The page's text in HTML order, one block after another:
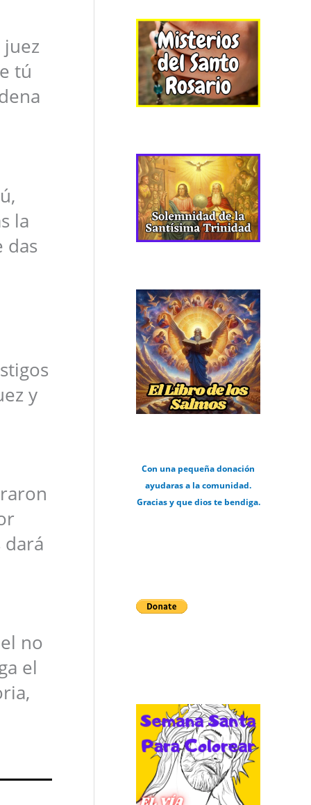
tú
la
das
y
no
el
Con una pequeña donación
ayudaras a la comunidad.
Gracias y que dios te bendiga.